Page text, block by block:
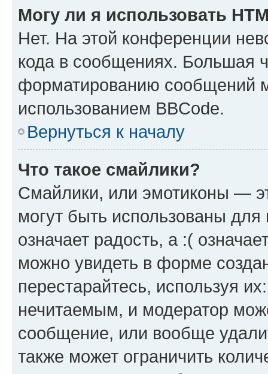
Могу ли я использовать
Нет. На этой конференции
кода в сообщениях. Большая
форматированию сообщений
использованием BBCode.
Вернуться к началу
Что такое смайлики?
Смайлики, или эмотиконы —
могут быть использованы
означает радость, а :(
можно увидеть в форме
перестарайтесь, используя
нечитаемым, и модератор
сообщение, или вообще
также может ограничить